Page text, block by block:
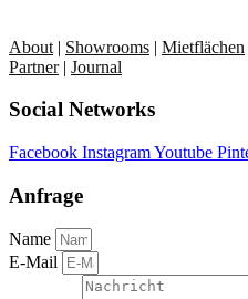
About | Showrooms | Mietflächen
Partner| Journal
Social Networks
Facebook InstagramYoutube
Anfrage
Name
E-Mail